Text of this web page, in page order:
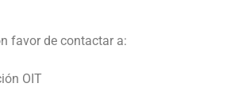
favor de contactar a:
OIT